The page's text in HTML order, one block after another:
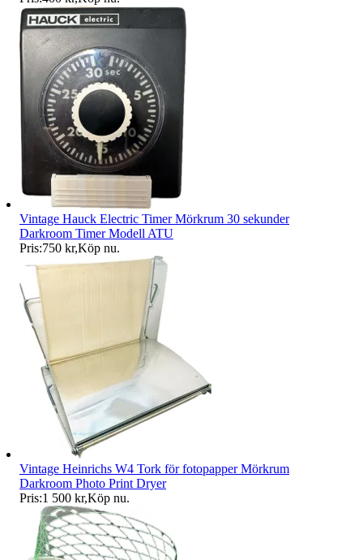
Vintage Hauck Electric Timer Mörkrum 30 sekunder
Darkroom Timer Modell ATU
Pris:750 kr,Köp nu.
Vintage Heinrichs W4 Tork för fotopapper Mörkrum
Darkroom Photo Print Dryer
Pris:1 500 kr,Köp nu.